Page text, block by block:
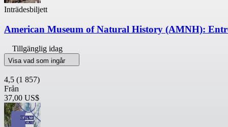
Inträdesbiljett
American Museum of Natural History (AMNH):
Tillgänglig idag
Visa vad som ingår
4,5 (1 857)
Från
37,00 US$